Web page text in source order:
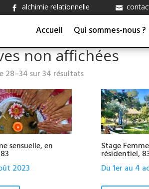
Accueil Qui sommes-nous ?
 alchimie relationnelle 
non affichées/ Page 4
non affichées
28–34 sur 34 résultats
sensuelle, en
2023
Stage
résidentiel,
Du 1er au 4